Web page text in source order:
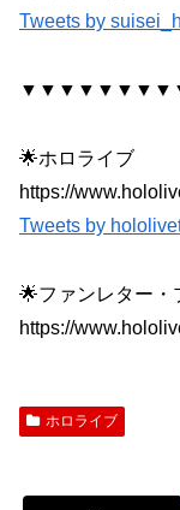
Tweets by
🌟ホロライブ
https://
Tweets by
🌟ファンレター・
https://
ホロライブ